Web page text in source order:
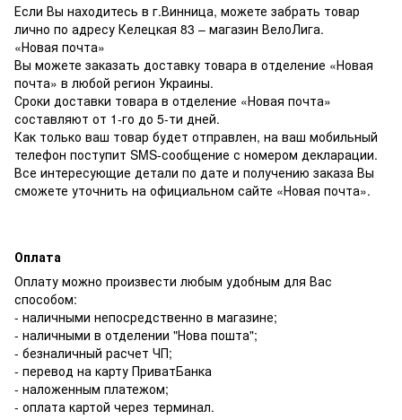
Если Вы находитесь в г.Винница, можете забрать товар
лично по адресу Келецкая 83 – магазин ВелоЛига.
«Новая почта»
Вы можете заказать доставку товара в отделение «Новая
почта» в любой регион Украины.
Сроки доставки товара в отделение «Новая почта»
составляют от 1-го до 5-ти дней.
Как только ваш товар будет отправлен, на ваш мобильный
телефон поступит SMS-сообщение с номером декларации.
Все интересующие детали по дате и получению заказа Вы
сможете уточнить на официальном сайте «Новая почта».
Оплата
Оплату можно произвести любым удобным для Вас
способом:
- наличными непосредственно в магазине;
- наличными в отделении "Нова пошта";
- безналичный расчет ЧП;
- перевод на карту ПриватБанка
- наложенным платежом;
- оплата картой через терминал.